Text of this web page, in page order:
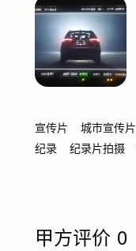
宣传片 城市宣传片
纪录
纪录片拍摄
甲方评价 0